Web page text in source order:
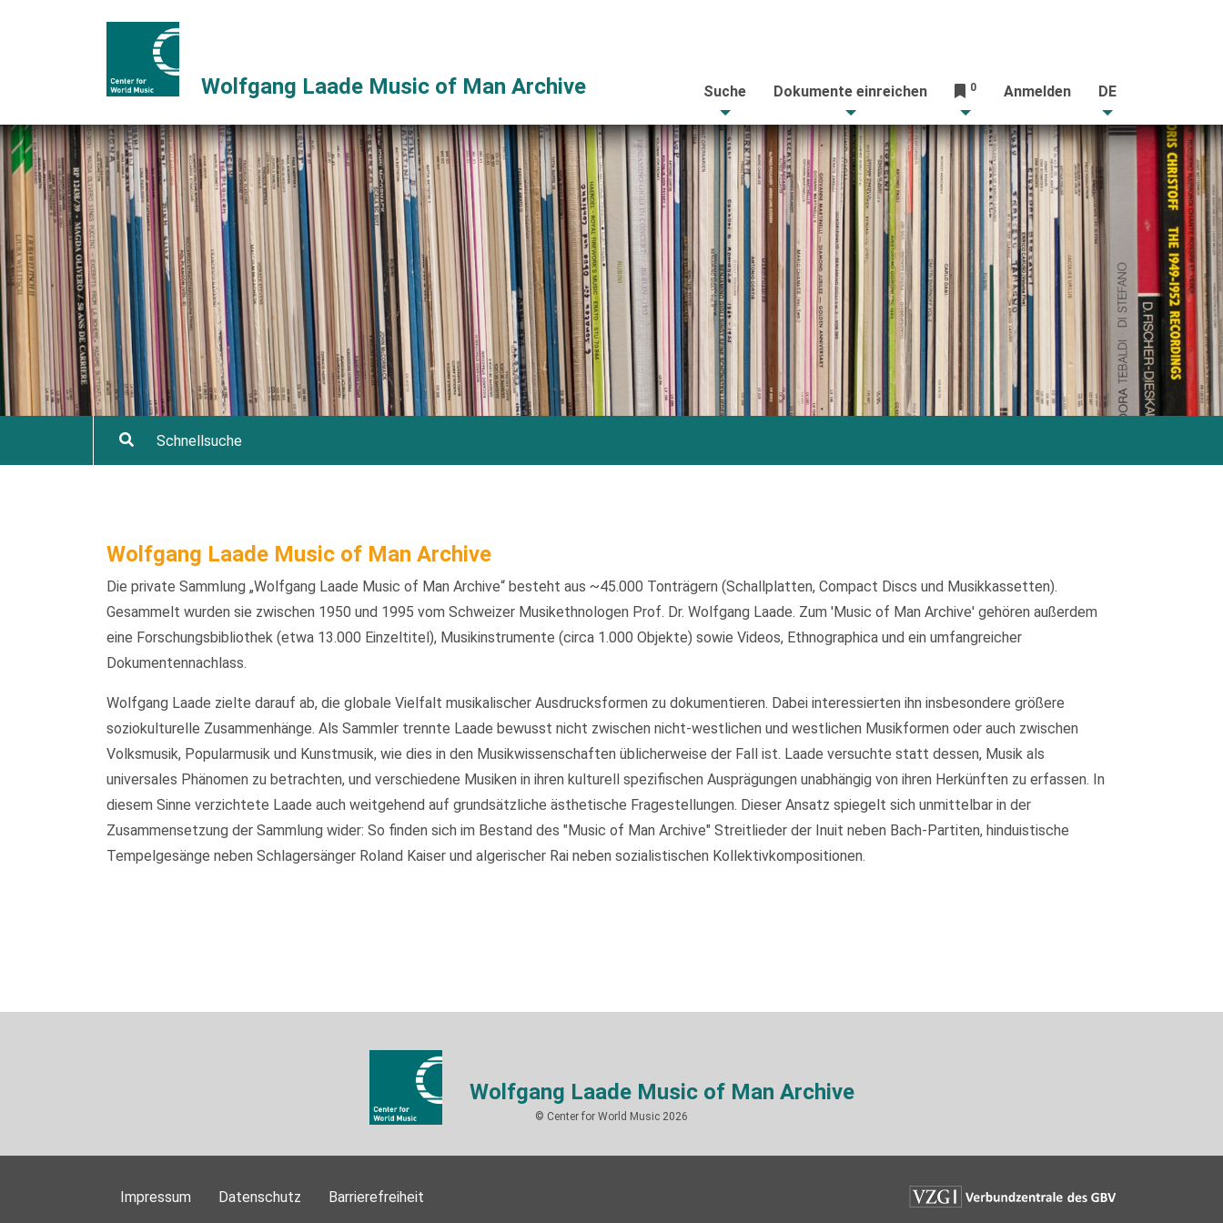
Wolfgang Laade Music of Man Archive Suche Dokumente einreichen 0 Anmelden DE
Wolfgang Laade Music of Man Archive
Die private Sammlung „Wolfgang Laade Music of Man Archive“ besteht aus ~45.000 Tonträgern (Schallplatten, Compact Discs und Musikkassetten).
Gesammelt wurden sie zwischen 1950 und 1995 vom Schweizer Musikethnologen Prof. Dr. Wolfgang Laade. Zum 'Music of Man Archive' gehören außerdem
eine Forschungsbibliothek (etwa 13.000 Einzeltitel), Musikinstrumente (circa 1.000 Objekte) sowie Videos, Ethnographica und ein umfangreicher
Dokumentennachlass.
Wolfgang Laade zielte darauf ab, die globale Vielfalt musikalischer Ausdrucksformen zu dokumentieren. Dabei interessierten ihn insbesondere größere
soziokulturelle Zusammenhänge. Als Sammler trennte Laade bewusst nicht zwischen nicht-westlichen und westlichen Musikformen oder auch zwischen
Volksmusik, Popularmusik und Kunstmusik, wie dies in den Musikwissenschaften üblicherweise der Fall ist. Laade versuchte statt dessen, Musik als
universales Phänomen zu betrachten, und verschiedene Musiken in ihren kulturell spezifischen Ausprägungen unabhängig von ihren Herkünften zu erfassen. In
diesem Sinne verzichtete Laade auch weitgehend auf grundsätzliche ästhetische Fragestellungen. Dieser Ansatz spiegelt sich unmittelbar in der
Zusammensetzung der Sammlung wider: So finden sich im Bestand des "Music of Man Archive" Streitlieder der Inuit neben Bach-Partiten, hinduistische
Tempelgesänge neben Schlagersänger Roland Kaiser und algerischer Rai neben sozialistischen Kollektivkompositionen.
Wolfgang Laade Music of Man Archive
© Center for World Music 2026
Impressum Datenschutz Barrierefreiheit